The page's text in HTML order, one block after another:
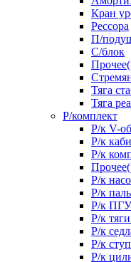
Кран
Рессора
П/
С/блок
Тяга
Тяга
Р/комплект
Р/к V-
Р/к
Р/к
Р/к
Р/к
Р/к ПГУ
Р/к
Р/к
Р/к
Р/к